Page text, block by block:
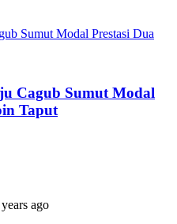
Cagub Sumut Modal
Taput
ago